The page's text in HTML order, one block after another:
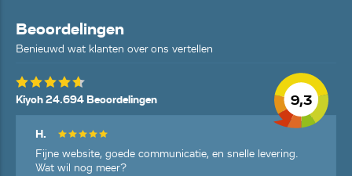
Beoordelingen
Benieuwd wat klanten over ons vertellen
9,3
Kiyoh 24.694 Beoordelingen
H.
Fijne website, goede communicatie, en snelle levering.
Wat wil nog meer?